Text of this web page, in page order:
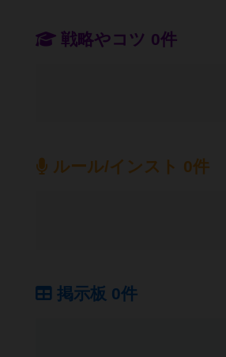
戦略やコツ 0件
ルール/インスト 0件
掲示板 0件